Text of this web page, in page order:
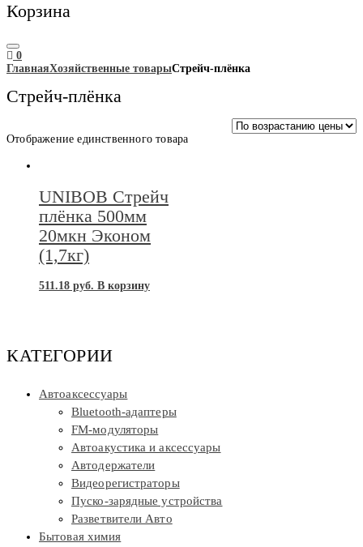
Корзина
0
ГлавнаяХозяйственные товарыСтрейч-плёнка
Стрейч-плёнка
Отображение единственного товара
UNIBOB Стрейч
плёнка 500мм
20мкн Эконом
(1,7кг)
511.18 руб. В корзину
КАТЕГОРИИ
Автоаксессуары
Bluetooth-адаптеры
FM-модуляторы
Автоакустика и аксессуары
Автодержатели
Видеорегистраторы
Пуско-зарядные устройства
Разветвители Авто
Бытовая химия